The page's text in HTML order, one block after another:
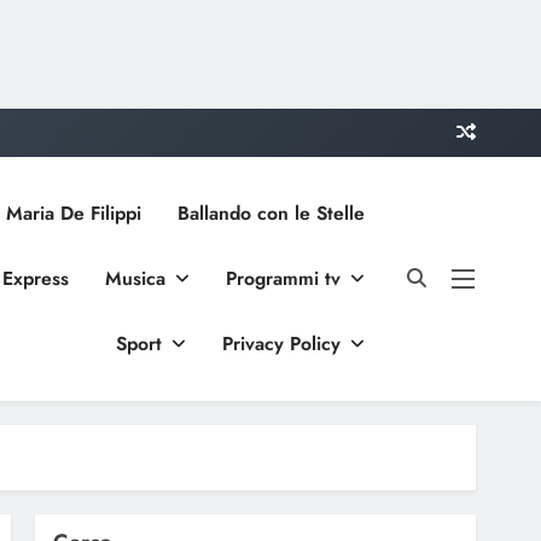
De Filippi Ballando con le Stelle
Musica Programmi tv
Sport Privacy Policy